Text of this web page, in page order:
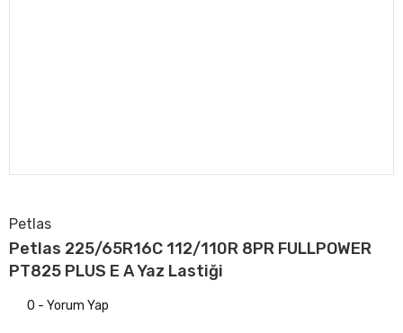
Petlas
Petlas 225/65R16C 112/110R 8PR FULLPOWER
PT825 PLUS E A Yaz Lastiği
0 - Yorum Yap